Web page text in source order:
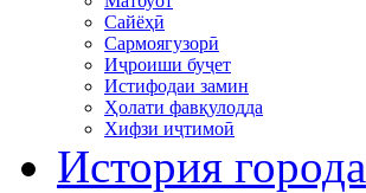
Сайёҳӣ
Сармоягузорӣ
Иҷроиши буҷет
Истифодаи замин
Ҳолати фавқулодда
Хифзи иҷтимоӣ
История города